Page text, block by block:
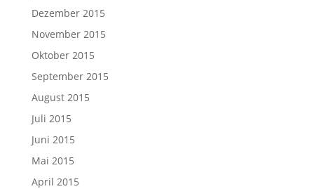
Dezember 2015
November 2015
Oktober 2015
September 2015
August 2015
Juli 2015
Juni 2015
Mai 2015
April 2015